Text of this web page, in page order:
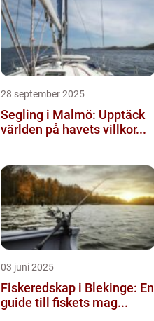
28 september 2025
Segling i Malmö: Upptäck
världen på havets villkor...
03 juni 2025
Fiskeredskap i Blekinge: En
guide till fiskets mag...